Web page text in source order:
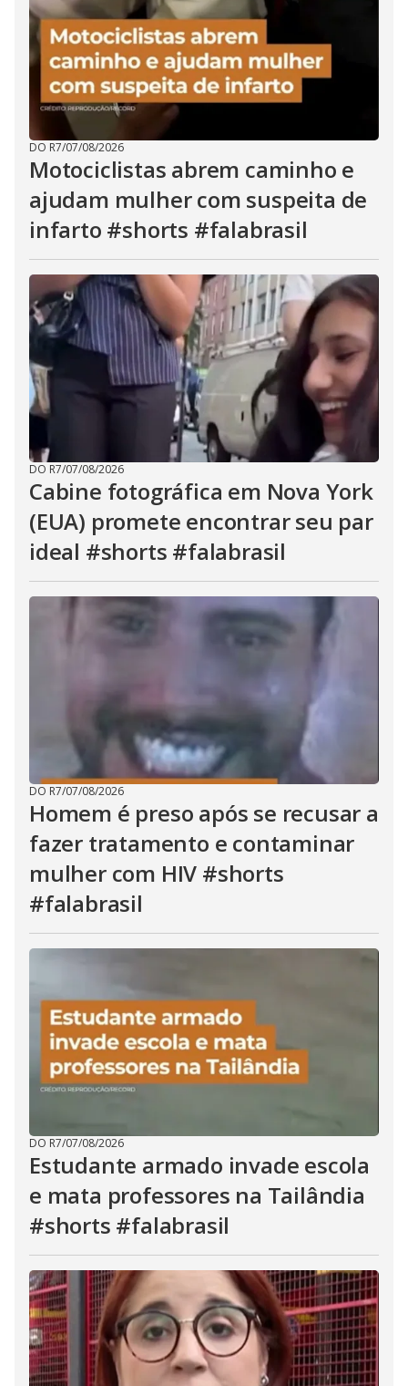
DO R7/07/08/2026
Motociclistas abrem caminho e
ajudam mulher com suspeita de
infarto #shorts #falabrasil
DO R7/07/08/2026
Cabine fotográfica em Nova York
(EUA) promete encontrar seu par
ideal #shorts #falabrasil
DO R7/07/08/2026
Homem é preso após se recusar a
fazer tratamento e contaminar
mulher com HIV #shorts
#falabrasil
DO R7/07/08/2026
Estudante armado invade escola
e mata professores na Tailândia
#shorts #falabrasil